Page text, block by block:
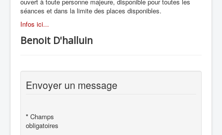
séances et dans la limite des places disponibles.
Infos ici...
Benoit D'halluin
Envoyer un message
* Champs
obligatoires